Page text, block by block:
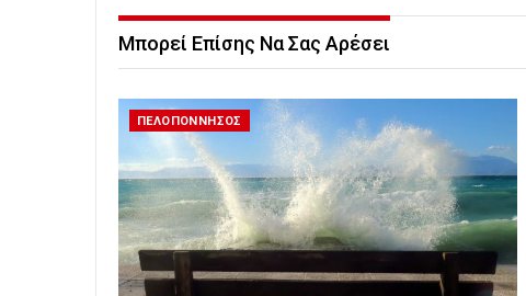
Μπορεί Επίσης Να Σας Αρέσει
ΠΕΛΟΠΟΝΝΗΣΟΣ